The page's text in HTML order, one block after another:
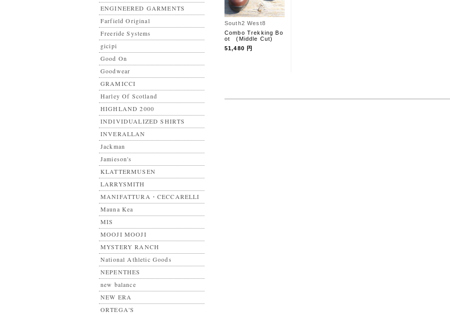
ENGINEERED GARMENTS
Farfield Original
Freeride Systems
gicipi
Good On
Goodwear
GRAMICCI
Harley Of Scotland
HIGHLAND 2000
INDIVIDUALIZED SHIRTS
INVERALLAN
Jackman
Jamieson's
KLATTERMUSEN
LARRYSMITH
MANIFATTURA・CECCARELLI
Mauna Kea
MIS
MOOJI MOOJI
MYSTERY RANCH
National Athletic Goods
NEPENTHES
new balance
NEW ERA
ORTEGA'S
South2 West8
Combo Trekking Bo
ot (Middle Cut)
51,480 円